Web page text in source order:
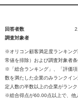
回答者数
調査対象者
※オリコン顧客満足度ランキン
常値を排除）および調査対象者
※「総合ランキング」、「評価
数を満たした企業のみランクイ
定人数の半数以上の企業がランク
※総合得点が60.00点以上で、他